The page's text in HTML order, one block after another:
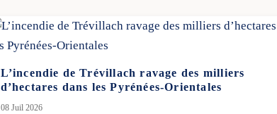
L’incendie de Trévillach ravage des milliers
d’hectares dans les Pyrénées-Orientales
08 Juil 2026